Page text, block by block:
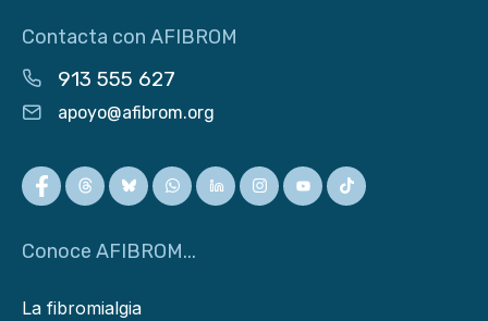
Contacta con AFIBROM
913 555 627
apoyo@afibrom.org
Conoce AFIBROM...
La fibromialgia